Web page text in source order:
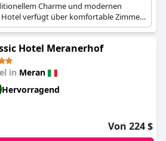
Charme und modernen
verfügt über komfortable Zimmer
Es eignet sich für Reisende,
mit bequemem Zugang zu
suchen.
Hotel Meranerhof
in Meran
Hervorragend
Von 224 $